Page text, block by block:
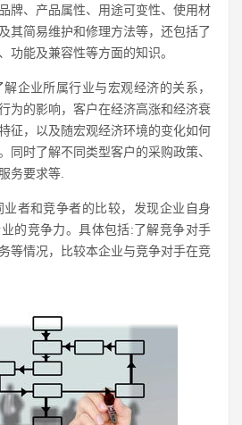
牌、产品属性、用途可变性、使用材
其简易维护和修理方法等，还包括了
功能及兼容性等方面的知识。
企业所属行业与宏观经济的关系，
为的影响，客户在经济高涨和经济衰
征，以及随宏观经济环境的变化如何
同时了解不同类型客户的采购政策、
务要求等.
者和竞争者的比较，发现企业自身
的竞争力。具体包括:了解竞争对手
等情况，比较本企业与竞争对手在竞